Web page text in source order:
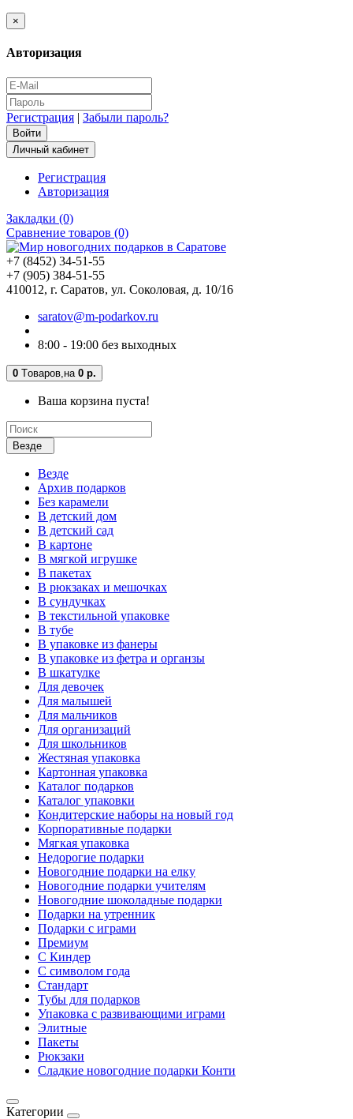
×
Авторизация
Регистрация | Забыли пароль?
Личный кабинет
Регистрация
Авторизация
Закладки (0)
Сравнение товаров (0)
+7 (8452) 34-51-55
+7 (905) 384-51-55
410012, г. Саратов, ул. Соколовая, д. 10/16
saratov@m-podarkov.ru
8:00 - 19:00 без выходных
0 Tоваров, на 0 р.
Ваша корзина пуста!
Везде
Везде
Архив подарков
Без карамели
В детский дом
В детский сад
В картоне
В мягкой игрушке
В пакетах
В рюкзаках и мешочках
В сундучках
В текстильной упаковке
В тубе
В упаковке из фанеры
В упаковке из фетра и органзы
В шкатулке
Для девочек
Для малышей
Для мальчиков
Для организаций
Для школьников
Жестяная упаковка
Картонная упаковка
Каталог подарков
Каталог упаковки
Кондитерские наборы на новый год
Корпоративные подарки
Мягкая упаковка
Недорогие подарки
Новогодние подарки на елку
Новогодние подарки учителям
Новогодние шоколадные подарки
Подарки на утренник
Подарки с играми
Премиум
С Киндер
С символом года
Стандарт
Тубы для подарков
Упаковка с развивающими играми
Элитные
Пакеты
Рюкзаки
Сладкие новогодние подарки Конти
Категории